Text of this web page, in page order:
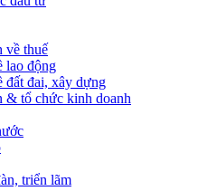
Bỉ thúc đẩy hợp tác đổi
về thuế
lao động
đất đai, xây dựng
& tổ chức kinh doanh
triển lãm